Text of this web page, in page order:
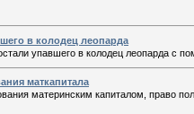
в колодец леопарда
упавшего в колодец леопарда с
маткапитала
материнским капиталом, право